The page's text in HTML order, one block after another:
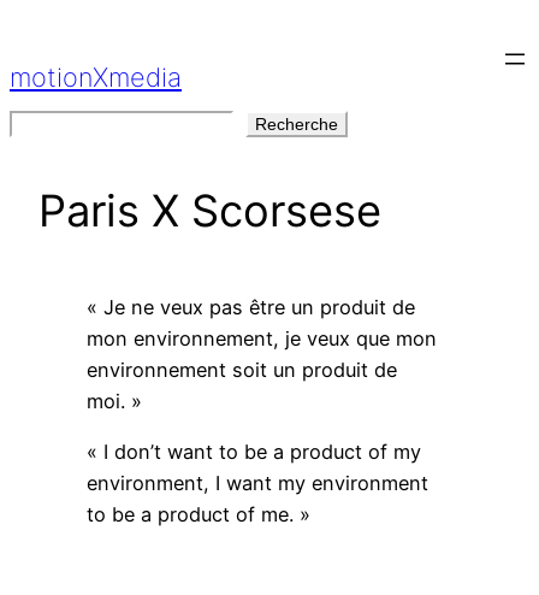
contenu
motionXmedia
Recherche
Paris X Scorsese
« Je ne veux pas être un produit de
mon environnement, je veux que mon
environnement soit un produit de
moi. »
« I don’t want to be a product of my
environment, I want my environment
to be a product of me. »